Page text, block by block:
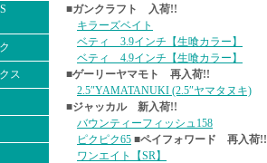
ス
■ガンクラフト 入荷!!
キラーズベイト
ベティ 3.9インチ【生喰カラー】
ベティ 4.9インチ【生喰カラー】
■ゲーリーヤマモト 再入荷!!
2.5″YAMATANUKI (2.5″ヤマタヌキ)
■ジャッカル 新入荷!!
バウンティーフィッシュ158
ピクピク65 ■ペイフォワード 再入荷!!
ワンエイト【SR】